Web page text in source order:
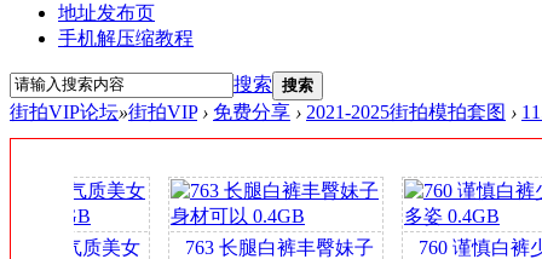
地址发布页
手机解压缩教程
搜索 搜索
街拍VIP论坛»街拍VIP › 免费分享 › 2021-2025街拍模拍套图 ›
肥乳气质美女
763 长腿白裤丰臀妹子
760 谨慎白裤少